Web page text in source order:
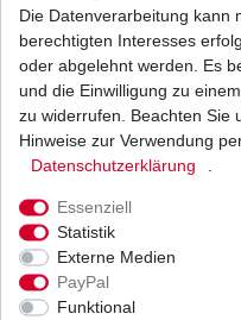
Stator
99,80
Die Datenverarbeitung kann
berechtigten Interesses
oder abgelehnt werden. Es
und die Einwilligung zu
zu widerrufen. Beachten Sie
Hinweise zur Verwendung
Daten­schutz­erklärung
Essenziell
Statistik
Externe Medien
PayPal
Funktional